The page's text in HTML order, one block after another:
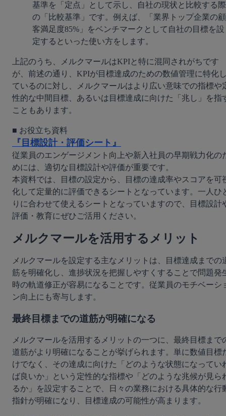
基準を「定点」として示し、自社の現状と比較する際
の「比較基準」です。例えば、「業界トップ企業の顧
客満足度85%」をベンチマークとして自社の目標を設
定するといった使い方をします。
上記のうち、メルクマールはKPIと特に混同されがちです
が、前述の通り、KPIが目標達成のための数値管理に特化
ているのに対し、メルクマールはより広い意味での指標や
性的な中間目標、あるいは目標達成に向けた「兆し」を指
こともあります。
『目標設計・評価シート』
従業員のエンゲージメント向上や新入社員の早期戦力化の
めには、適切な目標設計や評価が重要です。
本資料では、目標の設定から、目標の達成率やスコアを可
化して定量的に評価できるシートとなっています。一人ひ
りに合わせて使えるシートとなっていますので、目標設計
評価・教育にぜひご活用ください。
メルクマールを活用するメリット
メルクマールを設定する主なメリットは、目標達成までの
筋を明確化し、進捗状況を把握しやすくすることで問題発
時の軌道修正が容易になることです。従業員のモチベーシ
ン向上にも寄与します。
最終目標までの道筋が明確になる
メルクマールを活用するメリットの一つに、最終目標まで
道筋がより明確になることが挙げられます。単に数値目標
けでなく、その達成に向けた「どのような状態になってい
ば良いか」という定性的な指標や「どのような兆候が見ら
るか」を設定することで、日々の業務における具体的な行
指針が明確になり、目標達成の可能性が高まります。